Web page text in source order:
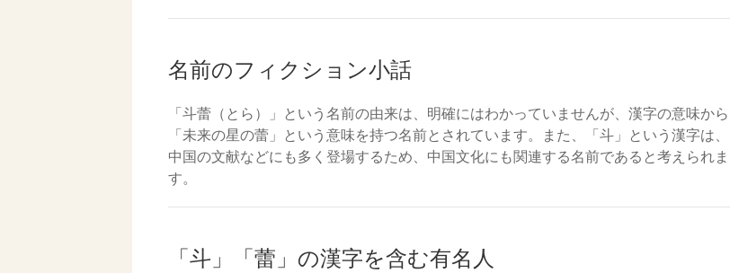
名前のフィクション小話
「斗蕾（とら）」という名前の由来は、明確にはわかっていませんが、漢字の意味から
「未来の星の蕾」という意味を持つ名前とされています。また、「斗」という漢字は、
中国の文献などにも多く登場するため、中国文化にも関連する名前であると考えられま
す。
「斗」「蕾」の漢字を含む有名人